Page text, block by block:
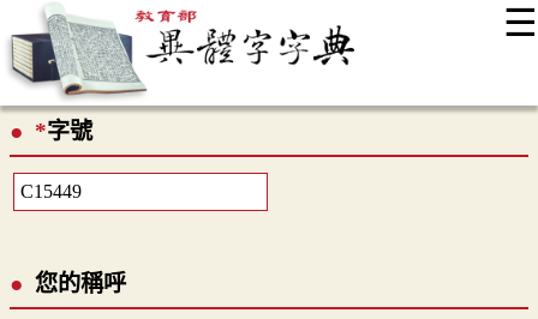
☰
最新消息
*字號
您的稱呼